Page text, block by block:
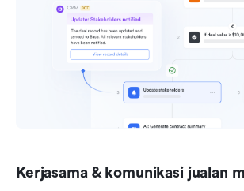
Kerjasama & komunikasi jualan